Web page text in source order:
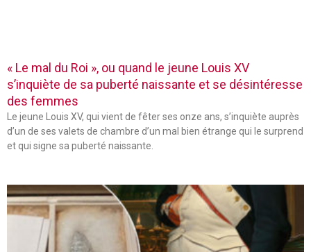
« Le mal du Roi », ou quand le jeune Louis XV
s’inquiète de sa puberté naissante et se désintéresse
des femmes
Le jeune Louis XV, qui vient de fêter ses onze ans, s’inquiète auprès
d’un de ses valets de chambre d’un mal bien étrange qui le surprend
et qui signe sa puberté naissante.